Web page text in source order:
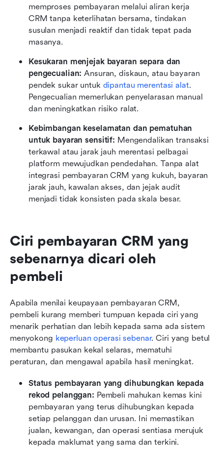
memproses pembayaran melalui aliran kerja
CRM tanpa keterlihatan bersama, tindakan
susulan menjadi reaktif dan tidak tepat pada
masanya.
Kesukaran menjejak bayaran separa dan
pengecualian: Ansuran, diskaun, atau bayaran
pendek sukar untuk dipantau merentasi alat.
Pengecualian memerlukan penyelarasan manual
dan meningkatkan risiko ralat.
Kebimbangan keselamatan dan pematuhan
untuk bayaran sensitif: Mengendalikan transaksi
terkawal atau jarak jauh merentasi pelbagai
platform mewujudkan pendedahan. Tanpa alat
integrasi pembayaran CRM yang kukuh, bayaran
jarak jauh, kawalan akses, dan jejak audit
menjadi tidak konsisten pada skala besar.
Ciri pembayaran CRM yang
sebenarnya dicari oleh
pembeli
Apabila menilai keupayaan pembayaran CRM,
pembeli kurang memberi tumpuan kepada ciri yang
menarik perhatian dan lebih kepada sama ada sistem
menyokong keperluan operasi sebenar. Ciri yang betul
membantu pasukan kekal selaras, mematuhi
peraturan, dan mengawal apabila hasil meningkat.
Status pembayaran yang dihubungkan kepada
rekod pelanggan: Pembeli mahukan kemas kini
pembayaran yang terus dihubungkan kepada
setiap pelanggan dan urusan. Ini memastikan
jualan, kewangan, dan operasi sentiasa merujuk
kepada maklumat yang sama dan terkini.